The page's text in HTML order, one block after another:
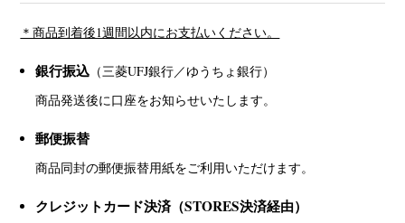
＊商品到着後1週間以内にお支払いください。
銀行振込 （三菱UFJ銀行／ゆうちょ銀行）
商品発送後に口座をお知らせいたします。
郵便振替
商品同封の郵便振替用紙をご利用いただけます。
クレジットカード決済（STORES決済経由）